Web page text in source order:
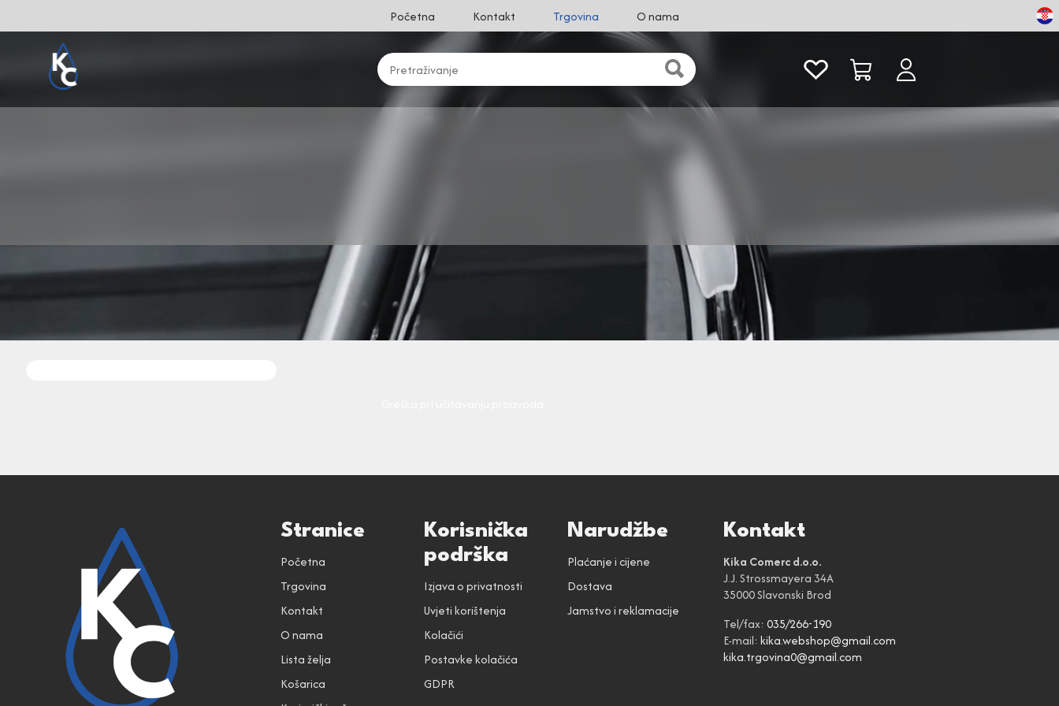
Početna Kontakt Trgovina O nama
Stranice
Početna
Trgovina
Kontakt
O nama
Lista želja
Košarica
Korisnička
podrška
Izjava o privatnosti
Uvjeti korištenja
Kolačići
Postavke kolačića
GDPR
Narudžbe
Plaćanje i cijene
Dostava
Jamstvo i reklamacije
Kontakt
Kika Comerc d.o.o.
J.J. Strossmayera 34A
35000 Slavonski Brod
Tel/fax: 035/266-190
E-mail: kika.webshop@gmail.com
kika.trgovina0@gmail.com